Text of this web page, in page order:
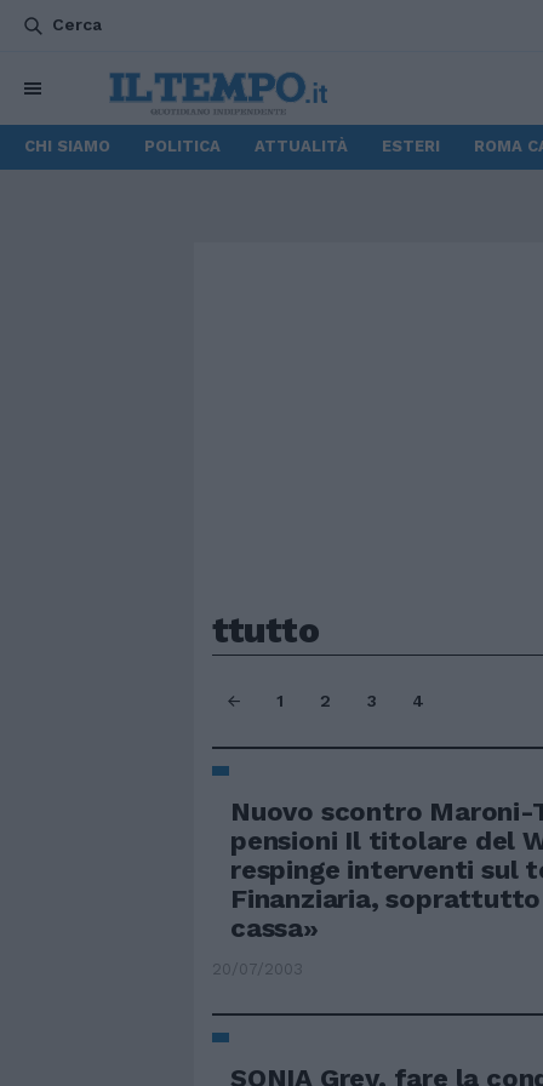
Cerca
CHI SIAMO POLITICA ATTUALITÀ ESTERI ROMA
ttutto
1 2 3 4
Nuovo scontro Maroni-
pensioni Il titolare del
respinge interventi sul
Finanziaria,
cassa»
20/07/2003
SONIA Grey, fare la